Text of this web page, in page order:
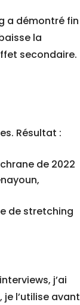
a démontré fin
la
secondaire.
Résultat :
de 2022
de stretching
j’ai
l’utilise avant